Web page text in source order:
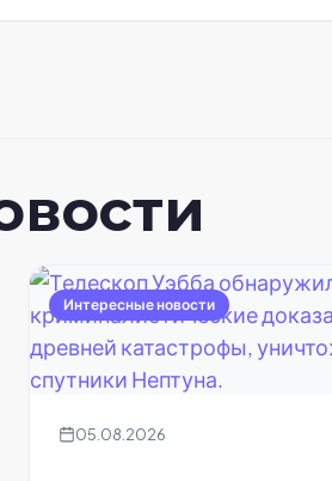
Интересные новости
05.08.2026